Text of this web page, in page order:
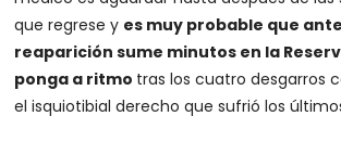
que regrese y es muy probable que
reaparición sume minutos en la
ponga a ritmo tras los cuatro desgarros
el isquiotibial derecho que sufrió los